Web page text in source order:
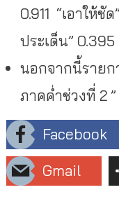
0.911 “เอาให้ชั
ประเด็น” 0.395
นอกจากนี้รายก
ภาคค่ำช่วงที่ 2 ”
Facebook
Gmail